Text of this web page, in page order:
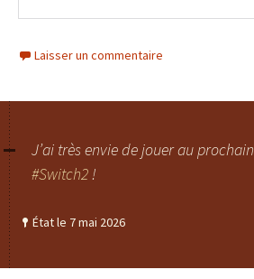
Laisser un commentaire
J’ai très envie de jouer au prochain
#Switch2!
État le 7 mai 2026